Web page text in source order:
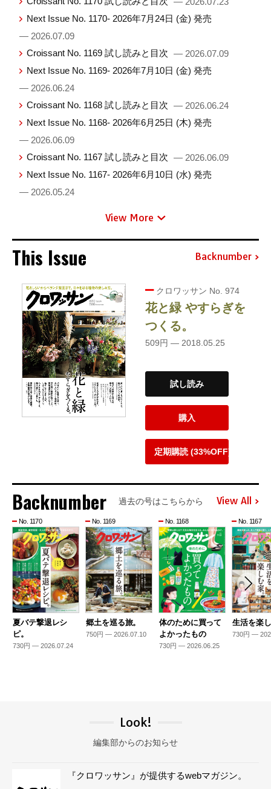
Next Issue No. 1170- 2026年7月24日 (金) 発売
— 2026.07.09
Croissant No. 1169 試し読みと目次 — 2026.07.09
Next Issue No. 1169- 2026年7月10日 (金) 発売
— 2026.06.24
Croissant No. 1168 試し読みと目次 — 2026.06.24
Next Issue No. 1168- 2026年6月25日 (木) 発売
— 2026.06.09
Croissant No. 1167 試し読みと目次 — 2026.06.09
Next Issue No. 1167- 2026年6月10日 (水) 発売
— 2026.05.24
View More
This Issue Backnumber
クロワッサン No. 974
花と緑 やすらぎを
つくる。
509円 — 2018.05.25
試し読み
購入
定期購読 (33%OFF)
Backnumber 過去の号はこちらから View All
No. 1170
夏バテ撃退レシ
ピ。
730円 — 2026.07.24
No. 1169
郷土を巡る旅。
750円 — 2026.07.10
No. 1168
体のために買って
よかったもの
730円 — 2026.06.25
No. 1167
生活を楽
730円 —
Look!
編集部からのお知らせ
『クロワッサン』が提供するwebマガジン。